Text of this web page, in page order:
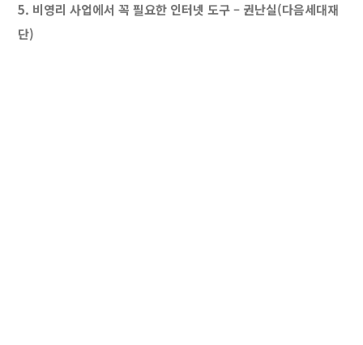
5. 비영리 사업에서 꼭 필요한 인터넷 도구 – 권난실(다음세대재
단)